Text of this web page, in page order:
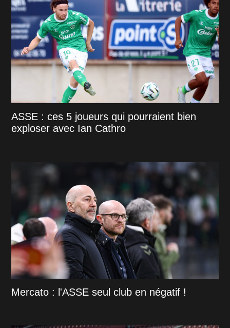
ASSE : ces 5 joueurs qui pourraient bien
exploser avec Ian Cathro
Mercato : l'ASSE seul club en négatif !